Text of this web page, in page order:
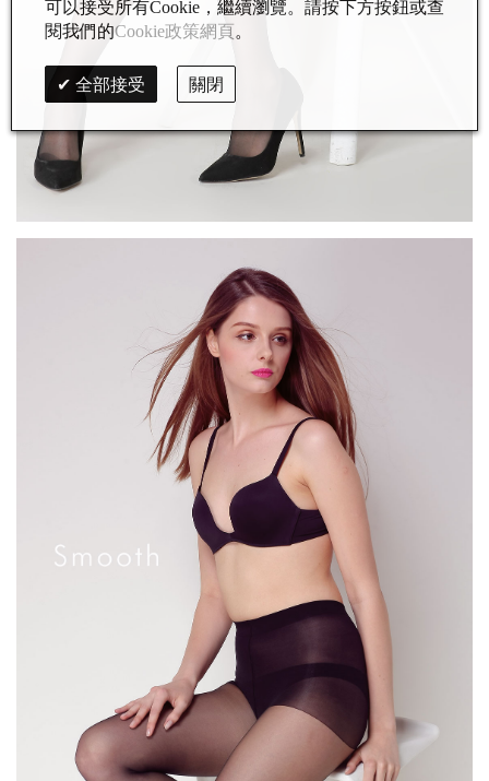
可以接受所有Cookie，繼續瀏覽。請按下方按鈕或查
閱我們的Cookie政策網頁。
全部接受 關閉